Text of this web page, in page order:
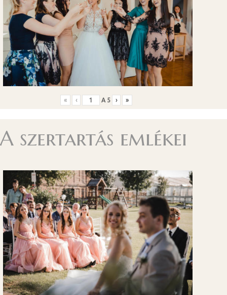
« ‹ A 5 › »
A szertartás emlékei